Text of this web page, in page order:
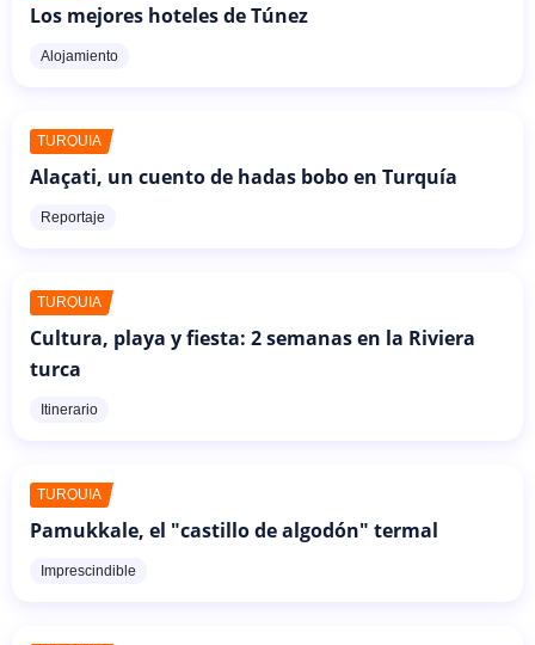
Los mejores hoteles de Túnez
Alojamiento
TURQUÍA
Alaçati, un cuento de hadas bobo en Turquía
Reportaje
TURQUÍA
Cultura, playa y fiesta: 2 semanas en la Riviera
turca
Itinerario
TURQUÍA
Pamukkale, el "castillo de algodón" termal
Imprescindible